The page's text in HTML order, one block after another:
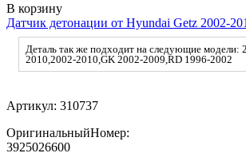
В корзину
Датчик детонации от Hyundai Getz 2002-
Деталь так же подходит на следующие модели:
2010,2002-2010,GK 2002-2009,RD 1996-2002
Артикул: 310737
ОригинальныйНомер:
3925026600